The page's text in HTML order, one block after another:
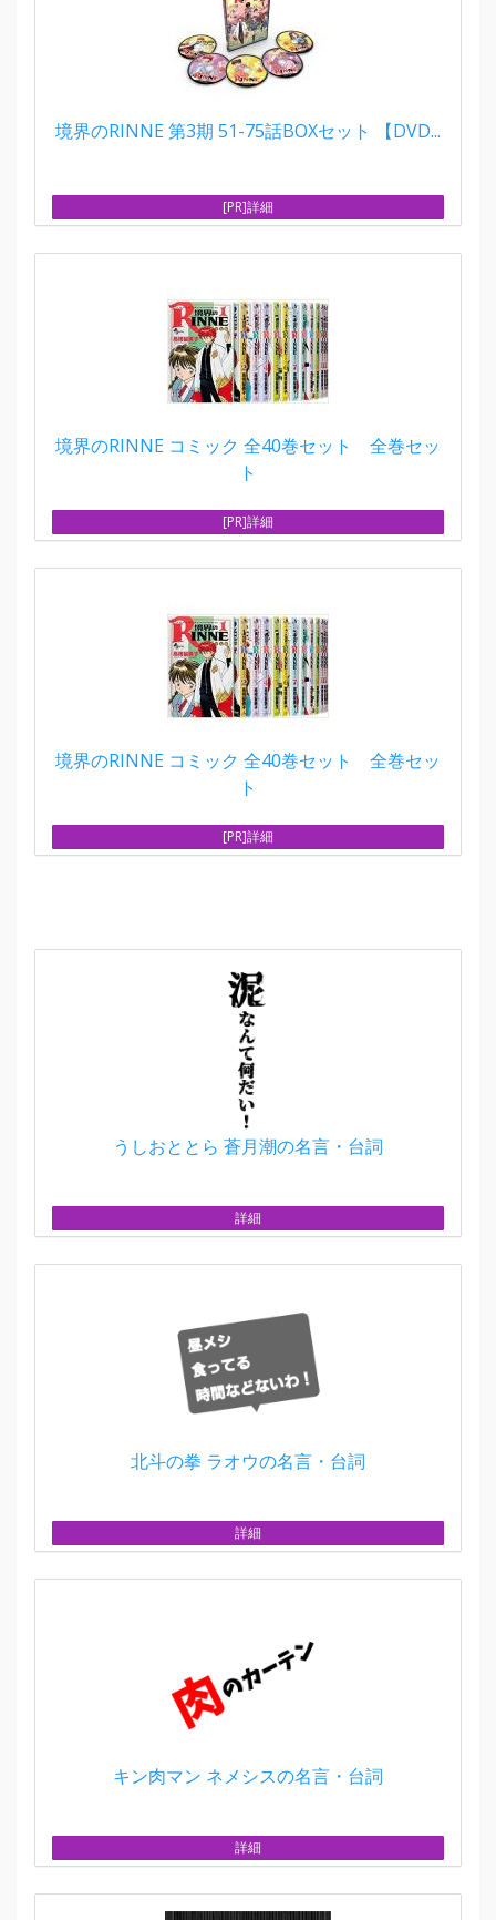
境界のRINNE 第3期 51-75話BOXセット 【DVD...
[PR]詳細
境界のRINNE コミック 全40巻セット 全巻セッ
ト
[PR]詳細
境界のRINNE コミック 全40巻セット 全巻セッ
ト
[PR]詳細
うしおととら 蒼月潮の名言・台詞
詳細
北斗の拳 ラオウの名言・台詞
詳細
キン肉マン ネメシスの名言・台詞
詳細